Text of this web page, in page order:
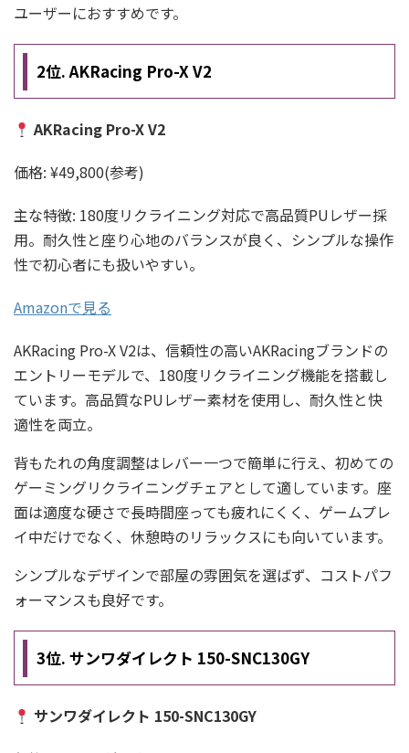
ユーザーにおすすめです。
2位. AKRacing Pro-X V2
AKRacing Pro-X V2
価格: ¥49,800(参考)
主な特徴: 180度リクライニング対応で高品質PUレザー採
用。耐久性と座り心地のバランスが良く、シンプルな操作
性で初心者にも扱いやすい。
Amazonで見る
AKRacing Pro-X V2は、信頼性の高いAKRacingブランドの
エントリーモデルで、180度リクライニング機能を搭載し
ています。高品質なPUレザー素材を使用し、耐久性と快
適性を両立。
背もたれの角度調整はレバー一つで簡単に行え、初めての
ゲーミングリクライニングチェアとして適しています。座
面は適度な硬さで長時間座っても疲れにくく、ゲームプレ
イ中だけでなく、休憩時のリラックスにも向いています。
シンプルなデザインで部屋の雰囲気を選ばず、コストパフ
ォーマンスも良好です。
3位. サンワダイレクト 150-SNC130GY
サンワダイレクト 150-SNC130GY